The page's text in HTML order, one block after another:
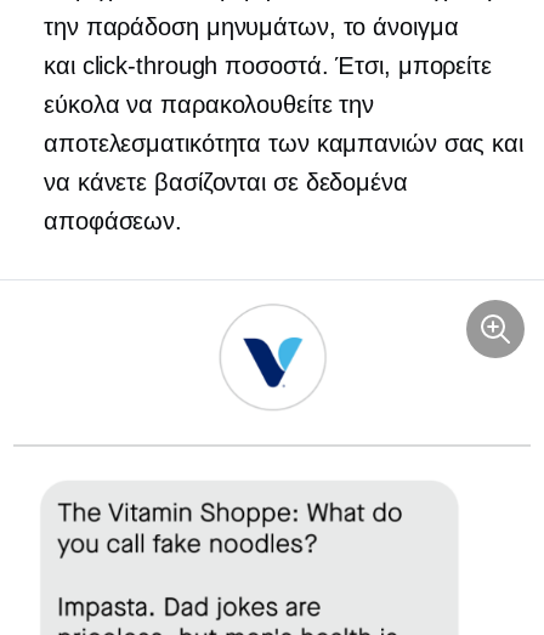
την παράδοση μηνυμάτων, το άνοιγμα
και click-through ποσοστά. Έτσι, μπορείτε
εύκολα να παρακολουθείτε την
αποτελεσματικότητα των καμπανιών σας και
να κάνετε βασίζονται σε δεδομένα
αποφάσεων.